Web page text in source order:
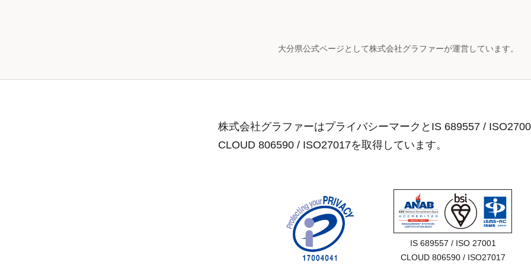
大分県公式ページとして株式会社グラファーが運営しています。
株式会社グラファーはプライバシーマークとIS 689557 /
CLOUD 806590 / ISO27017を取得しています。
IS 689557 / ISO 27001
CLOUD 806590 / ISO27017